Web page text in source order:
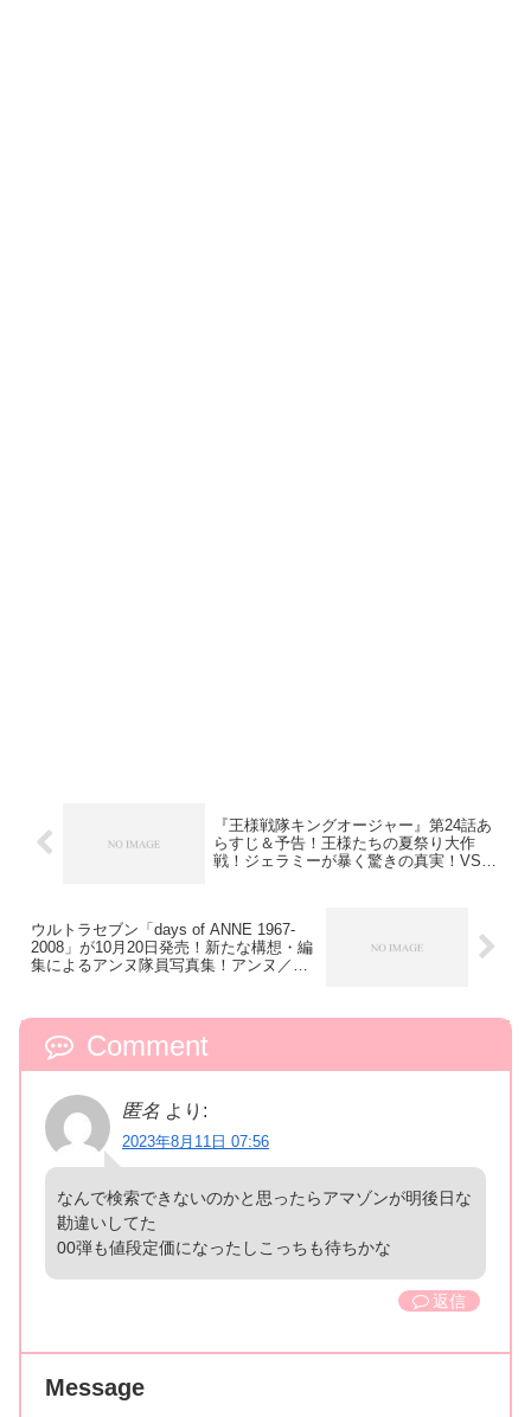
『王様戦隊キングオージャー』第24話あ
らすじ＆予告！王様たちの夏祭り大作
戦！ジェラミーが暴く驚きの真実！VSバ
ウルトラセブン「days of ANNE 1967-
2008」が10月20日発売！新たな構想・編
集によるアンヌ隊員写真集！アンヌ／ひ
Comment
匿名 より:
2023年8月11日 07:56
なんで検索できないのかと思ったらアマゾンが明後日な
勘違いしてた
00弾も値段定価になったしこっちも待ちかな
返信
Message